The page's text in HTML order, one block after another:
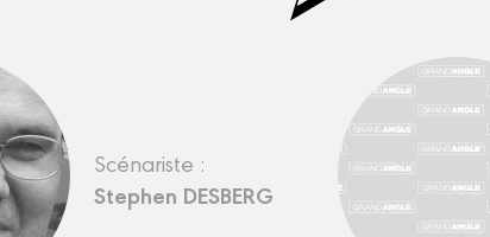
Scénariste :
Stephen DESBERG